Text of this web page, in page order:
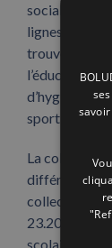
sociale, et
lignes
trouvons le
l’éducation
d’hygiène,
sportif et
La
différentes
collecter plus
23.200
scolaire,